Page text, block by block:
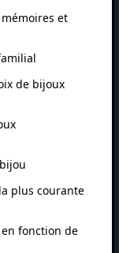
et
de bijoux
plus courante
fonction de